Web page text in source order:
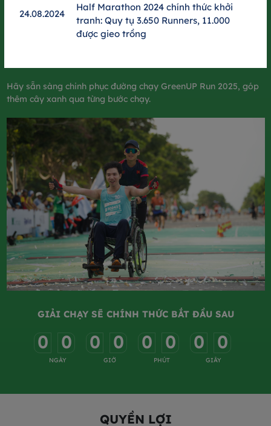
Ngoài ra, đường chạy còn mang dấu ấn xanh độc đáo khi tái
sử dụng thiết bị công trường như giàn giáo, lưới bao che làm
Hãy sẵn sàng chinh phục đường chạy GreenUP Run 2025, góp
thêm cây xanh qua từng bước chạy.​
GIẢI CHẠY SẼ CHÍNH THỨC BẮT ĐẦU SAU
0
-
0
-
NGÀY
0
-
0
-
GIỜ
0
-
0
-
PHÚT
0
-
0
-
GIÂY
QUYỀN LỢI
24.08.2024
Half Marathon 2024 chính thức khởi
tranh: Quy tụ 3.650 Runners, 11.000
được gieo trồng